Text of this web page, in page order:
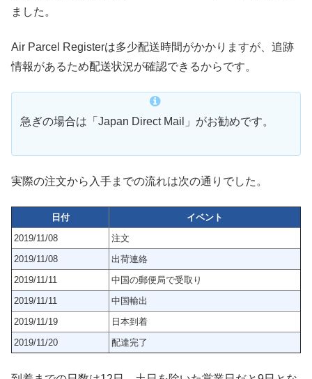
ました。
Air Parcel Registerは多少配送時間がかかりますが、追跡
情報があるため配送状況が確認できるからです。
急ぎの場合は「Japan Direct Mail」がお勧めです。
実際の注文から入手までの流れは次の通りでした。
日付
イベント
2019/11/08
注文
2019/11/08
出荷連絡
2019/11/11
中国の郵便局で受取り
2019/11/11
中国輸出
2019/11/19
日本到着
2019/11/20
配達完了